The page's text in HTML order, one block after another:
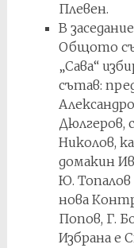
Плевен.
В
Общото
„Сава“
сътав:
Дюлгеров,
Николов,
домакин
Ю. Топалов
нова
Попов, Г.
Избрана е